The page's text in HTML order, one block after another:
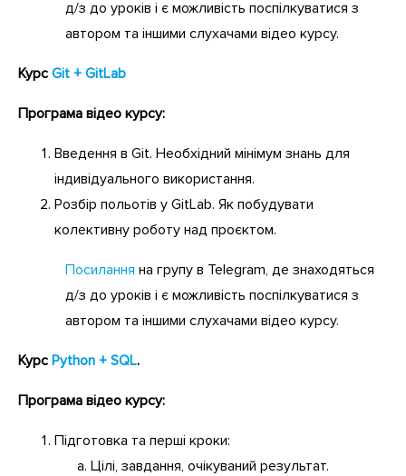
д/з до уроків і є можливість поспілкуватися з
автором та іншими слухачами відео курсу.
Курс Git + GitLab
Програма відео курсу:
Введення в Git. Необхідний мінімум знань для
індивідуального використання.
Розбір польотів у GitLab. Як побудувати
колективну роботу над проєктом.
Посилання на групу в Telegram, де знаходяться
д/з до уроків і є можливість поспілкуватися з
автором та іншими слухачами відео курсу.
Курс Python + SQL.
Програма відео курсу:
Підготовка та перші кроки:
Цілі, завдання, очікуваний результат.